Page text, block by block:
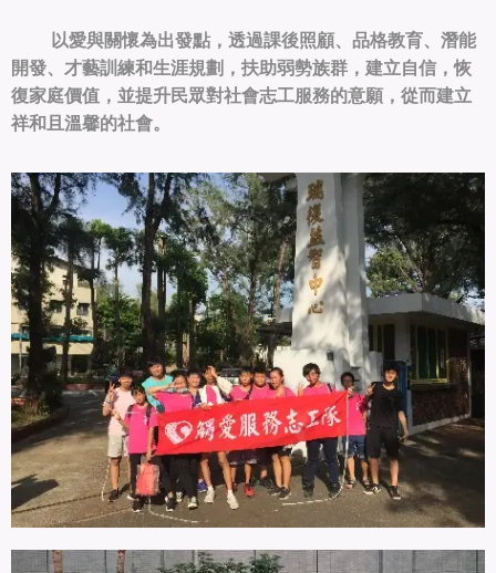
以愛與關懷為出發點，透過課後照顧、品格教育、潛能
開發、才藝訓練和生涯規劃，扶助弱勢族群，建立自信，恢
復家庭價值，並提升民眾對社會志工服務的意願，從而建立
祥和且溫馨的社會。